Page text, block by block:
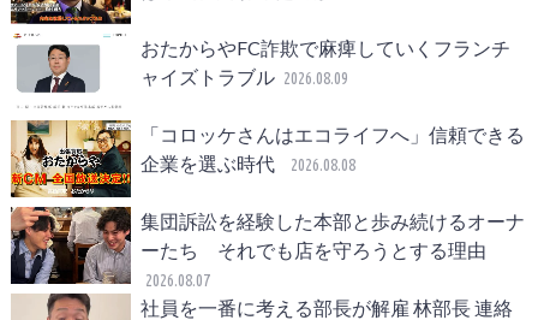
おたからやFC詐欺で麻痺していくフランチ
ャイズトラブル 2026.08.09
「コロッケさんはエコライフへ」信頼できる
企業を選ぶ時代
2026.08.08
集団訴訟を経験した本部と歩み続けるオーナ
ーたち それでも店を守ろうとする理由
2026.08.07
社員を一番に考える部長が解雇 林部長 連絡